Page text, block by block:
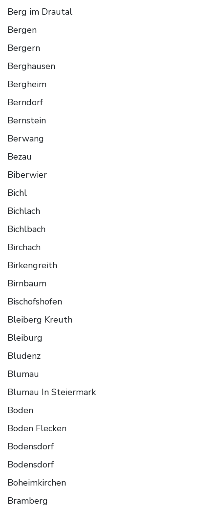
Berg im Drautal
Bergen
Bergern
Berghausen
Bergheim
Berndorf
Bernstein
Berwang
Bezau
Biberwier
Bichl
Bichlach
Bichlbach
Birchach
Birkengreith
Birnbaum
Bischofshofen
Bleiberg Kreuth
Bleiburg
Bludenz
Blumau
Blumau In Steiermark
Boden
Boden Flecken
Bodensdorf
Bodensdorf
Boheimkirchen
Bramberg